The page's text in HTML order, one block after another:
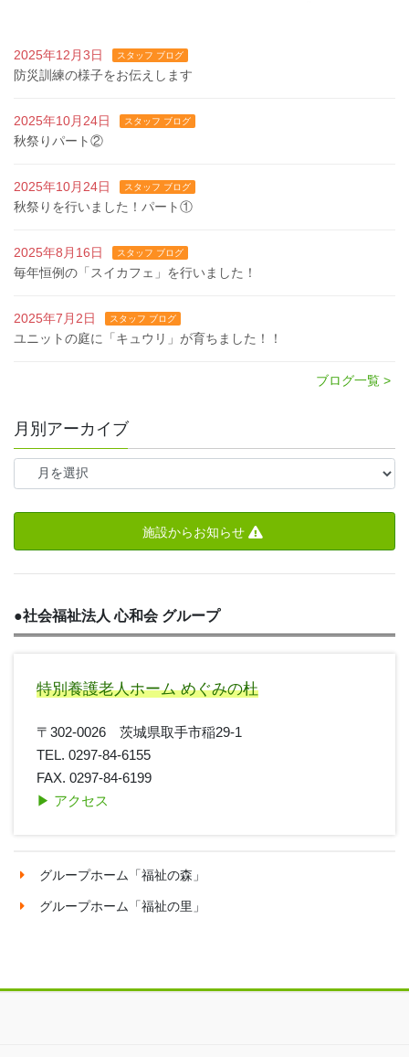
2025年12月3日 スタッフ ブログ
防災訓練の様子をお伝えします
2025年10月24日 スタッフ ブログ
秋祭りパート②
2025年10月24日 スタッフ ブログ
秋祭りを行いました！パート①
2025年8月16日 スタッフ ブログ
毎年恒例の「スイカフェ」を行いました！
2025年7月2日 スタッフ ブログ
ユニットの庭に「キュウリ」が育ちました！！
ブログ一覧 >
月別アーカイブ
施設からお知らせ
●社会福祉法人 心和会 グループ
特別養護老人ホーム めぐみの杜
〒302-0026 茨城県取手市稲29-1
TEL. 0297-84-6155
FAX. 0297-84-6199
▶︎ アクセス
グループホーム「福祉の森」
グループホーム「福祉の里」